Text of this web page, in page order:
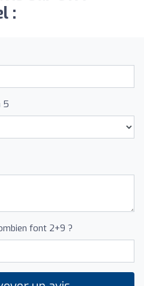
:
5
font 2+9 ?